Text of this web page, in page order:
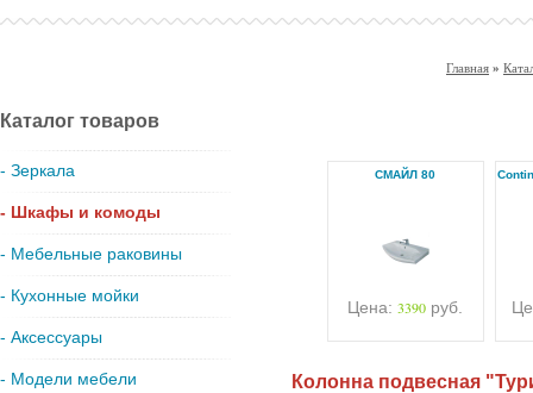
Главная »
Каталог товаров
- Зеркала
- Шкафы и комоды
- Мебельные раковины
- Кухонные мойки
- Аксессуары
- Модели мебели
СМАЙЛ 80
Цена: 3390 руб.
Колонна подвесная